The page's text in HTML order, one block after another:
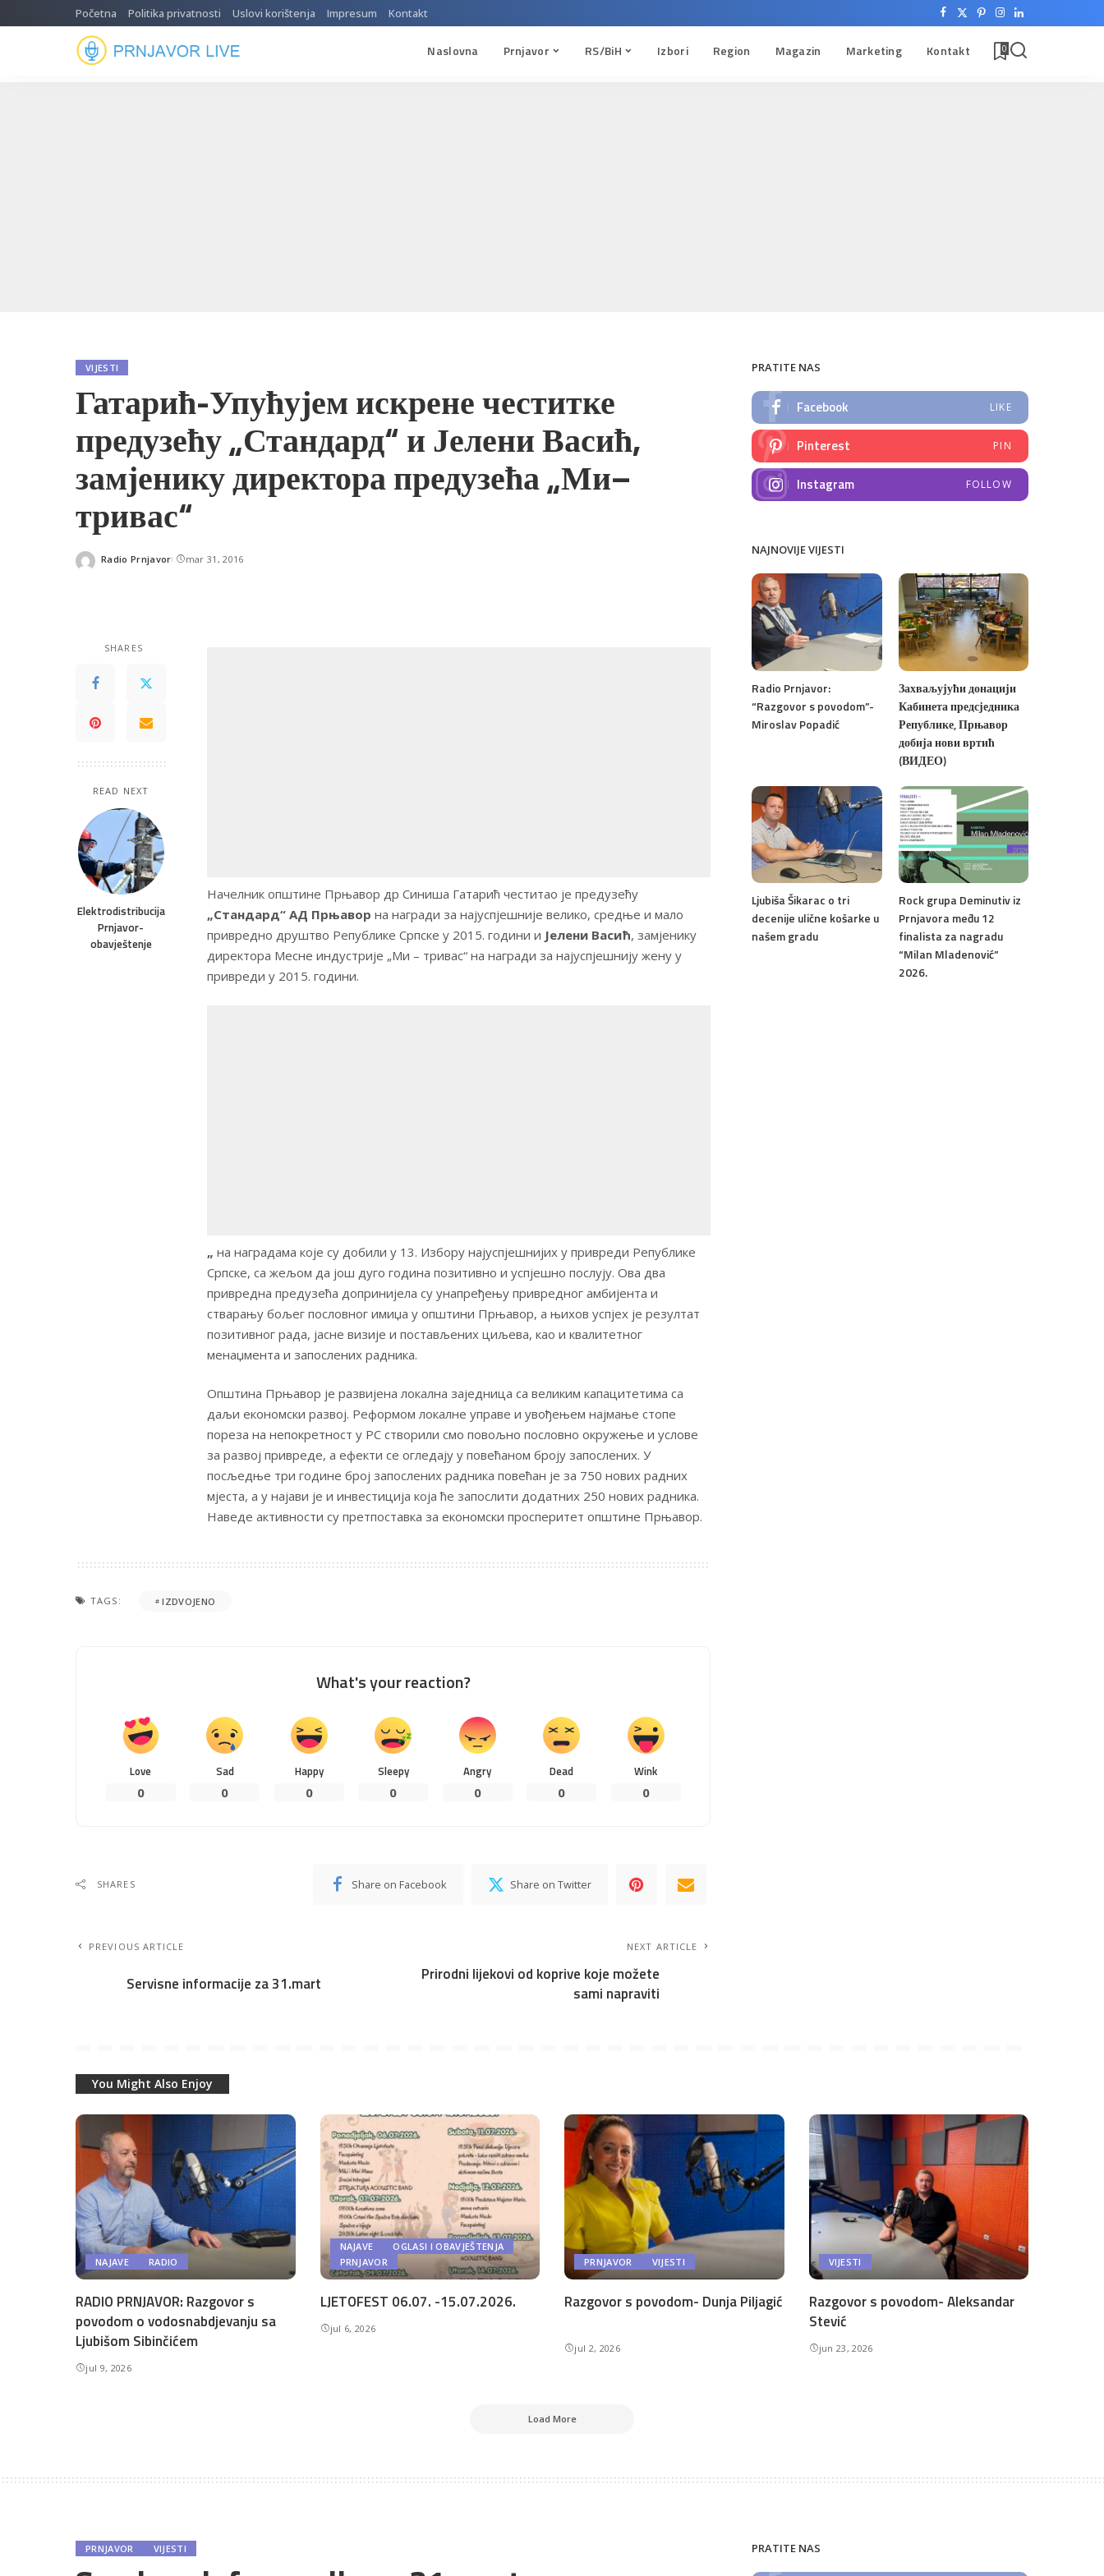
Početna Politika privatnosti Uslovi korištenja Impresum Kontakt
Naslovna Prnjavor RS/BiH Izbori Region Magazin Marketing Kontakt 0
VIJESTI
Гатарић-Упућујем искрене честитке
предузећу „Стандард“ и Јелени Васић,
замјенику директора предузећа „Ми–
тривас“
Posted
Radio Prnjavor mar 31, 2016
SHARES
READ NEXT
Elektrodistribucija
Prnjavor-
obavještenje
Начелник општине Прњавор др Синиша Гатарић честитао је предузећу
„Стандард“ АД Прњавор на награди за најуспјешније велико, средње и мало
привредно друштво Републике Српске у 2015. години и Јелени Васић, замјенику
директора Месне индустрије „Ми – тривас“ на награди за најуспјешнију жену у
привреди у 2015. години.
„ на наградама које су добили у 13. Избору најуспјешнијих у привреди Републике
Српске, са жељом да још дуго година позитивно и успјешно послују. Ова два
привредна предузећа допринијела су унапређењу привредног амбијента и
стварању бољег пословног имиџа у општини Прњавор, а њихов успјех је резултат
позитивног рада, јасне визије и постављених циљева, као и квалитетног
менаџмента и запослених радника.
Општина Прњавор је развијена локална заједница са великим капацитетима са
даљи економски развој. Реформом локалне управе и увођењем најмање стопе
пореза на непокретност у РС створили смо повољно пословно окружење и услове
за развој привреде, а ефекти се огледају у повећаном броју запослених. У
посљедње три године број запослених радника повећан је за 750 нових радних
мјеста, а у најави је и инвестиција која ће запослити додатних 250 нових радника.
Наведе активности су претпоставка за економски просперитет општине Прњавор.
TAGS: IZDVOJENO
What's your reaction?
Love
0
Sad
0
Happy
0
Sleepy
0
Angry
0
Dead
0
Wink
0
SHARES Share on Facebook Share on Twitter
PREVIOUS ARTICLE
Servisne informacije za 31.mart
NEXT ARTICLE
Prirodni lijekovi od koprive koje možete
sami napraviti
PRATITE NAS
Facebook LIKE
Pinterest PIN
Instagram FOLLOW
NAJNOVIJE VIJESTI
Radio Prnjavor:
“Razgovor s povodom”-
Miroslav Popadić
Захваљујући донацији
Кабинета предсједника
Републике, Прњавор
добија нови вртић
(ВИДЕО)
Ljubiša Šikarac o tri
decenije ulične košarke u
našem gradu
Rock grupa Deminutiv iz
Prnjavora među 12
finalista za nagradu
“Milan Mladenović”
2026.
You Might Also Enjoy
NAJAVE RADIO
RADIO PRNJAVOR: Razgovor s
povodom o vodosnabdjevanju sa
Ljubišom Sibinčićem
jul 9, 2026
NAJAVE
OGLASI I OBAVJEŠTENJA
PRNJAVOR
LJETOFEST 06.07. -15.07.2026.
jul 6, 2026
PRNJAVOR VIJESTI
Razgovor s povodom- Dunja Piljagić
jul 2, 2026
VIJESTI
Razgovor s povodom- Aleksandar
Stević
jun 23, 2026
Load More
PRNJAVOR VIJESTI PRATITE NAS